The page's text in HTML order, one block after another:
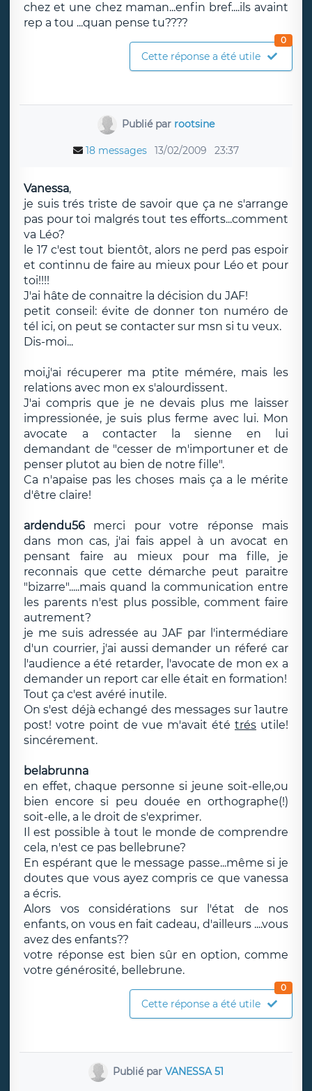
chez et une chez maman...enfin bref....ils avaint
rep a tou ...quan pense tu????
Cette réponse a été utile
0
Publié par rootsine
18 messages 13/02/2009 23:37
Vanessa,
je suis trés triste de savoir que ça ne s'arrange
pas pour toi malgrés tout tes efforts...comment
va Léo?
le 17 c'est tout bientôt, alors ne perd pas espoir
et continnu de faire au mieux pour Léo et pour
toi!!!!
J'ai hâte de connaitre la décision du JAF!
petit conseil: évite de donner ton numéro de
tél ici, on peut se contacter sur msn si tu veux.
Dis-moi...
moi,j'ai récuperer ma ptite mémére, mais les
relations avec mon ex s'alourdissent.
J'ai compris que je ne devais plus me laisser
impressionée, je suis plus ferme avec lui. Mon
avocate a contacter la sienne en lui
demandant de "cesser de m'importuner et de
penser plutot au bien de notre fille".
Ca n'apaise pas les choses mais ça a le mérite
d'être claire!
ardendu56 merci pour votre réponse mais
dans mon cas, j'ai fais appel à un avocat en
pensant faire au mieux pour ma fille, je
reconnais que cette démarche peut paraitre
"bizarre".....mais quand la communication entre
les parents n'est plus possible, comment faire
autrement?
je me suis adressée au JAF par l'intermédiare
d'un courrier, j'ai aussi demander un réferé car
l'audience a été retarder, l'avocate de mon ex a
demander un report car elle était en formation!
Tout ça c'est avéré inutile.
On s'est déjà echangé des messages sur 1autre
post! votre point de vue m'avait été trés utile!
sincérement.
belabrunna
en effet, chaque personne si jeune soit-elle,ou
bien encore si peu douée en orthographe(!)
soit-elle, a le droit de s'exprimer.
Il est possible à tout le monde de comprendre
cela, n'est ce pas bellebrune?
En espérant que le message passe...même si je
doutes que vous ayez compris ce que vanessa
a écris.
Alors vos considérations sur l'état de nos
enfants, on vous en fait cadeau, d'ailleurs ....vous
avez des enfants??
votre réponse est bien sûr en option, comme
votre générosité, bellebrune.
Cette réponse a été utile
0
Publié parVANESSA 51